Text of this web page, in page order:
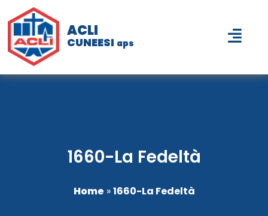
ACLI
CUNEESI aps
1660-La Fedeltà
Home »1660-La Fedeltà